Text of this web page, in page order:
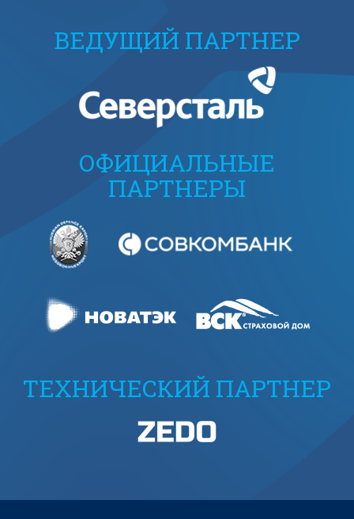
ВЕДУЩИЙ ПАРТНЕР
ОФИЦИАЛЬНЫЕ
ПАРТНЕРЫ
ТЕХНИЧЕСКИЙ ПАРТНЕР